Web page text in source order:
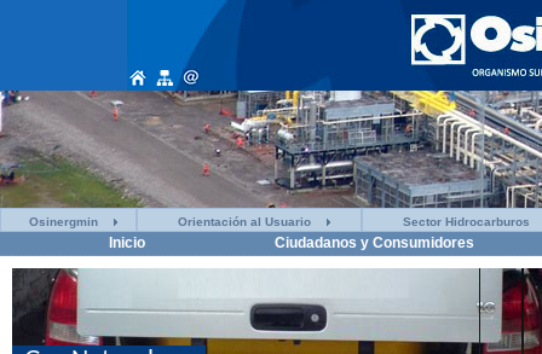
Osinergmin Orientación al Usuario Sector Hidrocarburos
Inicio Ciudadanos y Consumidores